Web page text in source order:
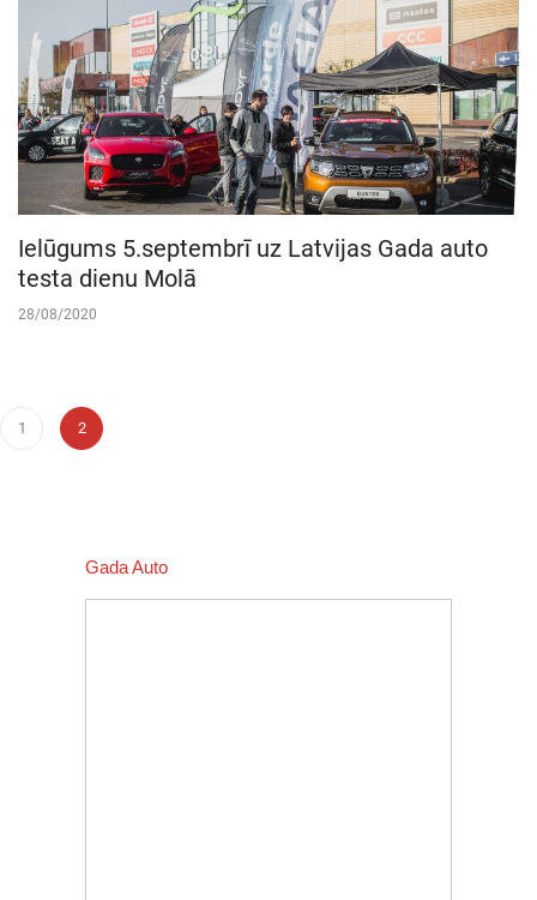
Ielūgums 5.septembrī uz Latvijas Gada auto
testa dienu Molā
28/08/2020
1 2
Gada Auto